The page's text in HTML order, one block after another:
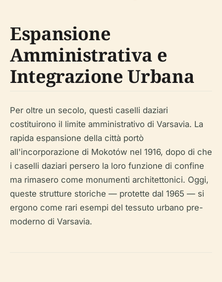
Espansione
Amministrativa e
Integrazione Urbana
Per oltre un secolo, questi caselli daziari
costituirono il limite amministrativo di Varsavia. La
rapida espansione della città portò
all'incorporazione di Mokotów nel 1916, dopo di che
i caselli daziari persero la loro funzione di confine
ma rimasero come monumenti architettonici. Oggi,
queste strutture storiche — protette dal 1965 — si
ergono come rari esempi del tessuto urbano pre-
moderno di Varsavia.